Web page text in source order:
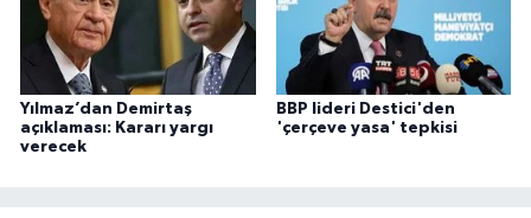
Yılmaz’dan Demirtaş
açıklaması: Kararı yargı
verecek
BBP lideri Destici'den
'çerçeve yasa' tepkisi